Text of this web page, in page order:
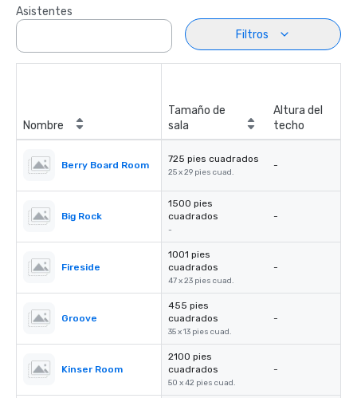
Asistentes
Filtros
Nombre
Tamaño de
sala
Altura del
techo
Berry Board Room
725 pies cuadrados
25 x 29 pies cuad.
-
Big Rock
1500 pies
cuadrados
-
-
Fireside
1001 pies
cuadrados
47 x 23 pies cuad.
-
Groove
455 pies
cuadrados
35 x 13 pies cuad.
-
Kinser Room
2100 pies
cuadrados
50 x 42 pies cuad.
-